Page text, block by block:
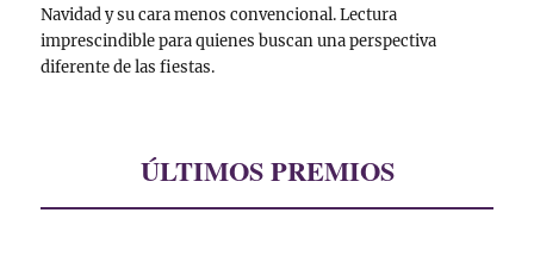
Navidad y su cara menos convencional. Lectura
imprescindible para quienes buscan una perspectiva
diferente de las fiestas.
ÚLTIMOS PREMIOS